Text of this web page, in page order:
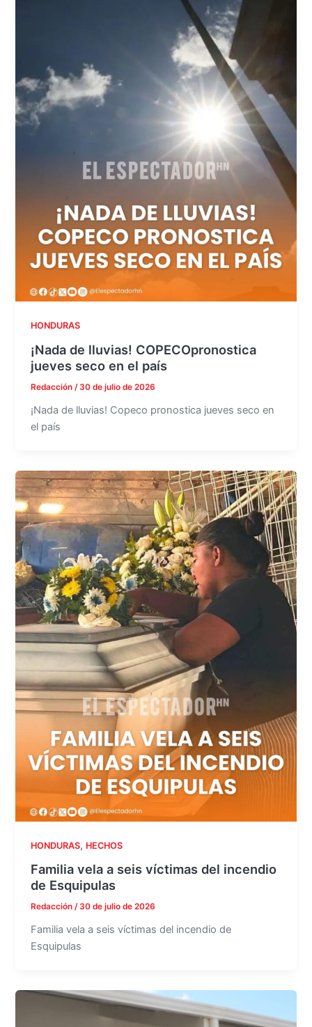
HONDURAS
¡Nada de lluvias! COPECOpronostica
jueves seco en el país
Redacción/ 30 de julio de 2026
¡Nada de lluvias! Copeco pronostica jueves seco en
el país
HONDURAS, HECHOS
Familia vela a seis víctimas del incendio
de Esquipulas
Redacción/ 30 de julio de 2026
Familia vela a seis víctimas del incendio de
Esquipulas